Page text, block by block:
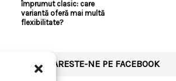
împrumut clasic: care
variantă oferă mai multă
flexibilitate?
URMARESTE-NE PE FACEBOOK